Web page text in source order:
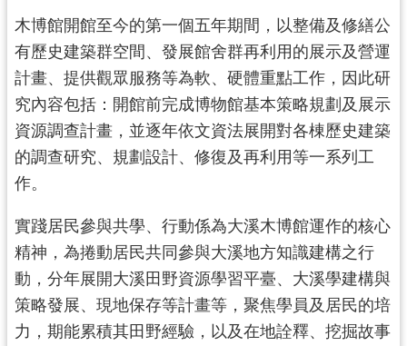
市
政
信
箱
桃
園
市
政
E
n
g
l
i
s
h
木博館開館至今的第一個五年期間，以整備及修繕公
有歷史建築群空間、發展館舍群再利用的展示及營運
計畫、提供觀眾服務等為軟、硬體重點工作，因此研
究內容包括：開館前完成博物館基本策略規劃及展示
資源調查計畫，並逐年依文資法展開對各棟歷史建築
的調查研究、規劃設計、修復及再利用等一系列工
作。
實踐居民參與共學、行動係為大溪木博館運作的核心
精神，為捲動居民共同參與大溪地方知識建構之行
動，分年展開大溪田野資源學習平臺、大溪學建構與
策略發展、現地保存等計畫等，聚焦學員及居民的培
力，期能累積其田野經驗，以及在地詮釋、挖掘故事